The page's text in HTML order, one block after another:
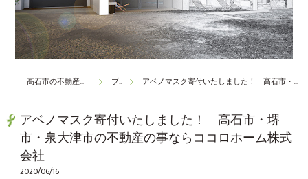
高石市の不動産はココロホーム株式会社 ブログ アベノマスク寄付いたしました！ 高石市・堺市・泉大津市の不動産の事ならココロホーム株式会社
アベノマスク寄付いたしました！ 高石市・堺
市・泉大津市の不動産の事ならココロホーム株式
会社
2020/06/16